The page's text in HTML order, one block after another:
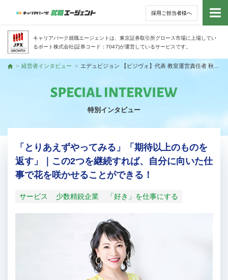
採用ご担当者様へ
キャリアパーク就職エージェントは、東京証券取引所グロース市場に上場してい
るポート株式会社(証券コード：7047)が運営しているサービスです。
トッ
サー
トップ
経営者インタビュー
特別インタビュー
「とりあえずやってみる」「期待以上のものを
返す」｜この2つを継続すれば、自分に向いた仕
事で花を咲かせることができる！
サービス 少数精鋭企業 「好き」を仕事にする